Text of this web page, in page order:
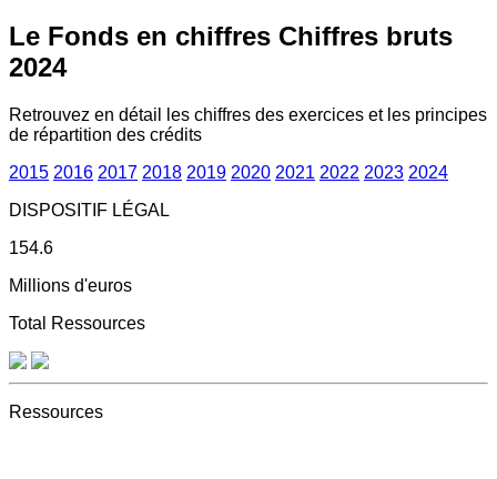
Le Fonds en chiffres Chiffres bruts
2024
Retrouvez en détail les chiffres des exercices et les principes
de répartition des crédits
2015 2016 2017 2018 2019 2020 2021 2022 2023 2024
DISPOSITIF LÉGAL
154.6
Millions d'euros
Total Ressources
Ressources